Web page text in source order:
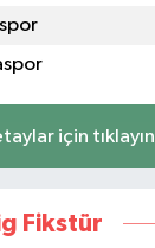
için tıklayın
Fikstür